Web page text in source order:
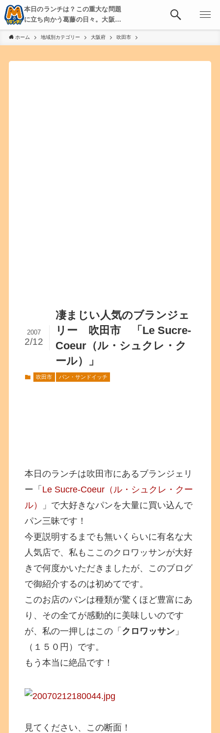
本日のランチは？この重大な問題
に立ち向かう葛藤の日々。大阪・
京都・神戸を中心とした食べ歩
き、飲み歩きを綴る。
ホーム 地域別カテゴリー 大阪府 吹田市
凄まじい人気のブランジェ
リー 吹田市 「Le Sucre-
Coeur（ル・シュクレ・ク
ール）」
2007
2/12
吹田市 パン・サンドイッチ
本日のランチは吹田市にあるブランジェリ
ー「 Le Sucre-Coeur（ル・シュクレ・クー
ル）
」で大好きなパンを大量に買い込んで
パン三昧です！
今更説明するまでも無いくらいに有名な大
人気店で、私もここのクロワッサンが大好
きで何度かいただきましたが、このブログ
で御紹介するのは初めてです。
このお店のパンは種類が驚くほど豊富にあ
り、その全てが感動的に美味しいのです
が、私の一押しはこの「 クロワッサン 」
（１５０円）です。
もう本当に絶品です！
見てください、この断面！